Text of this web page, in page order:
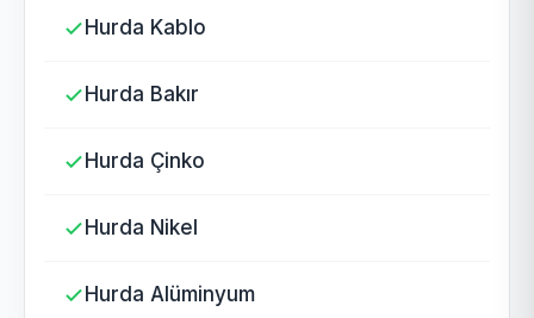
Hurda Kablo
Hurda Bakır
Hurda Çinko
Hurda Nikel
Hurda Alüminyum